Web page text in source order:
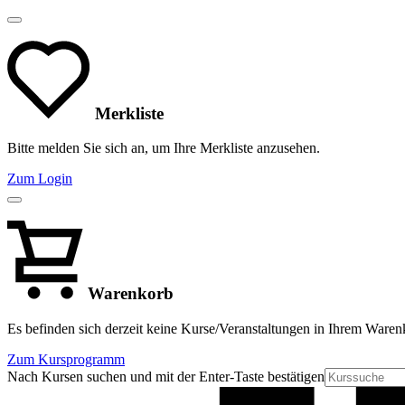
Merkliste
Bitte melden Sie sich an, um Ihre Merkliste anzusehen.
Zum Login
Warenkorb
Es befinden sich derzeit keine Kurse/Veranstaltungen in Ihrem
Zum Kursprogramm
Nach Kursen suchen und mit der Enter-Taste bestätigen